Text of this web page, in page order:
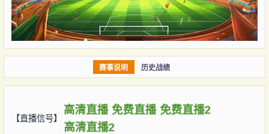
赛事说明 历史战绩
【直播信号】
高清直播 免费直播 免费直播2
高清直播2